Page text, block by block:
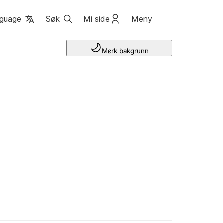
Søk Mi side Meny
Mørk bakgrunn